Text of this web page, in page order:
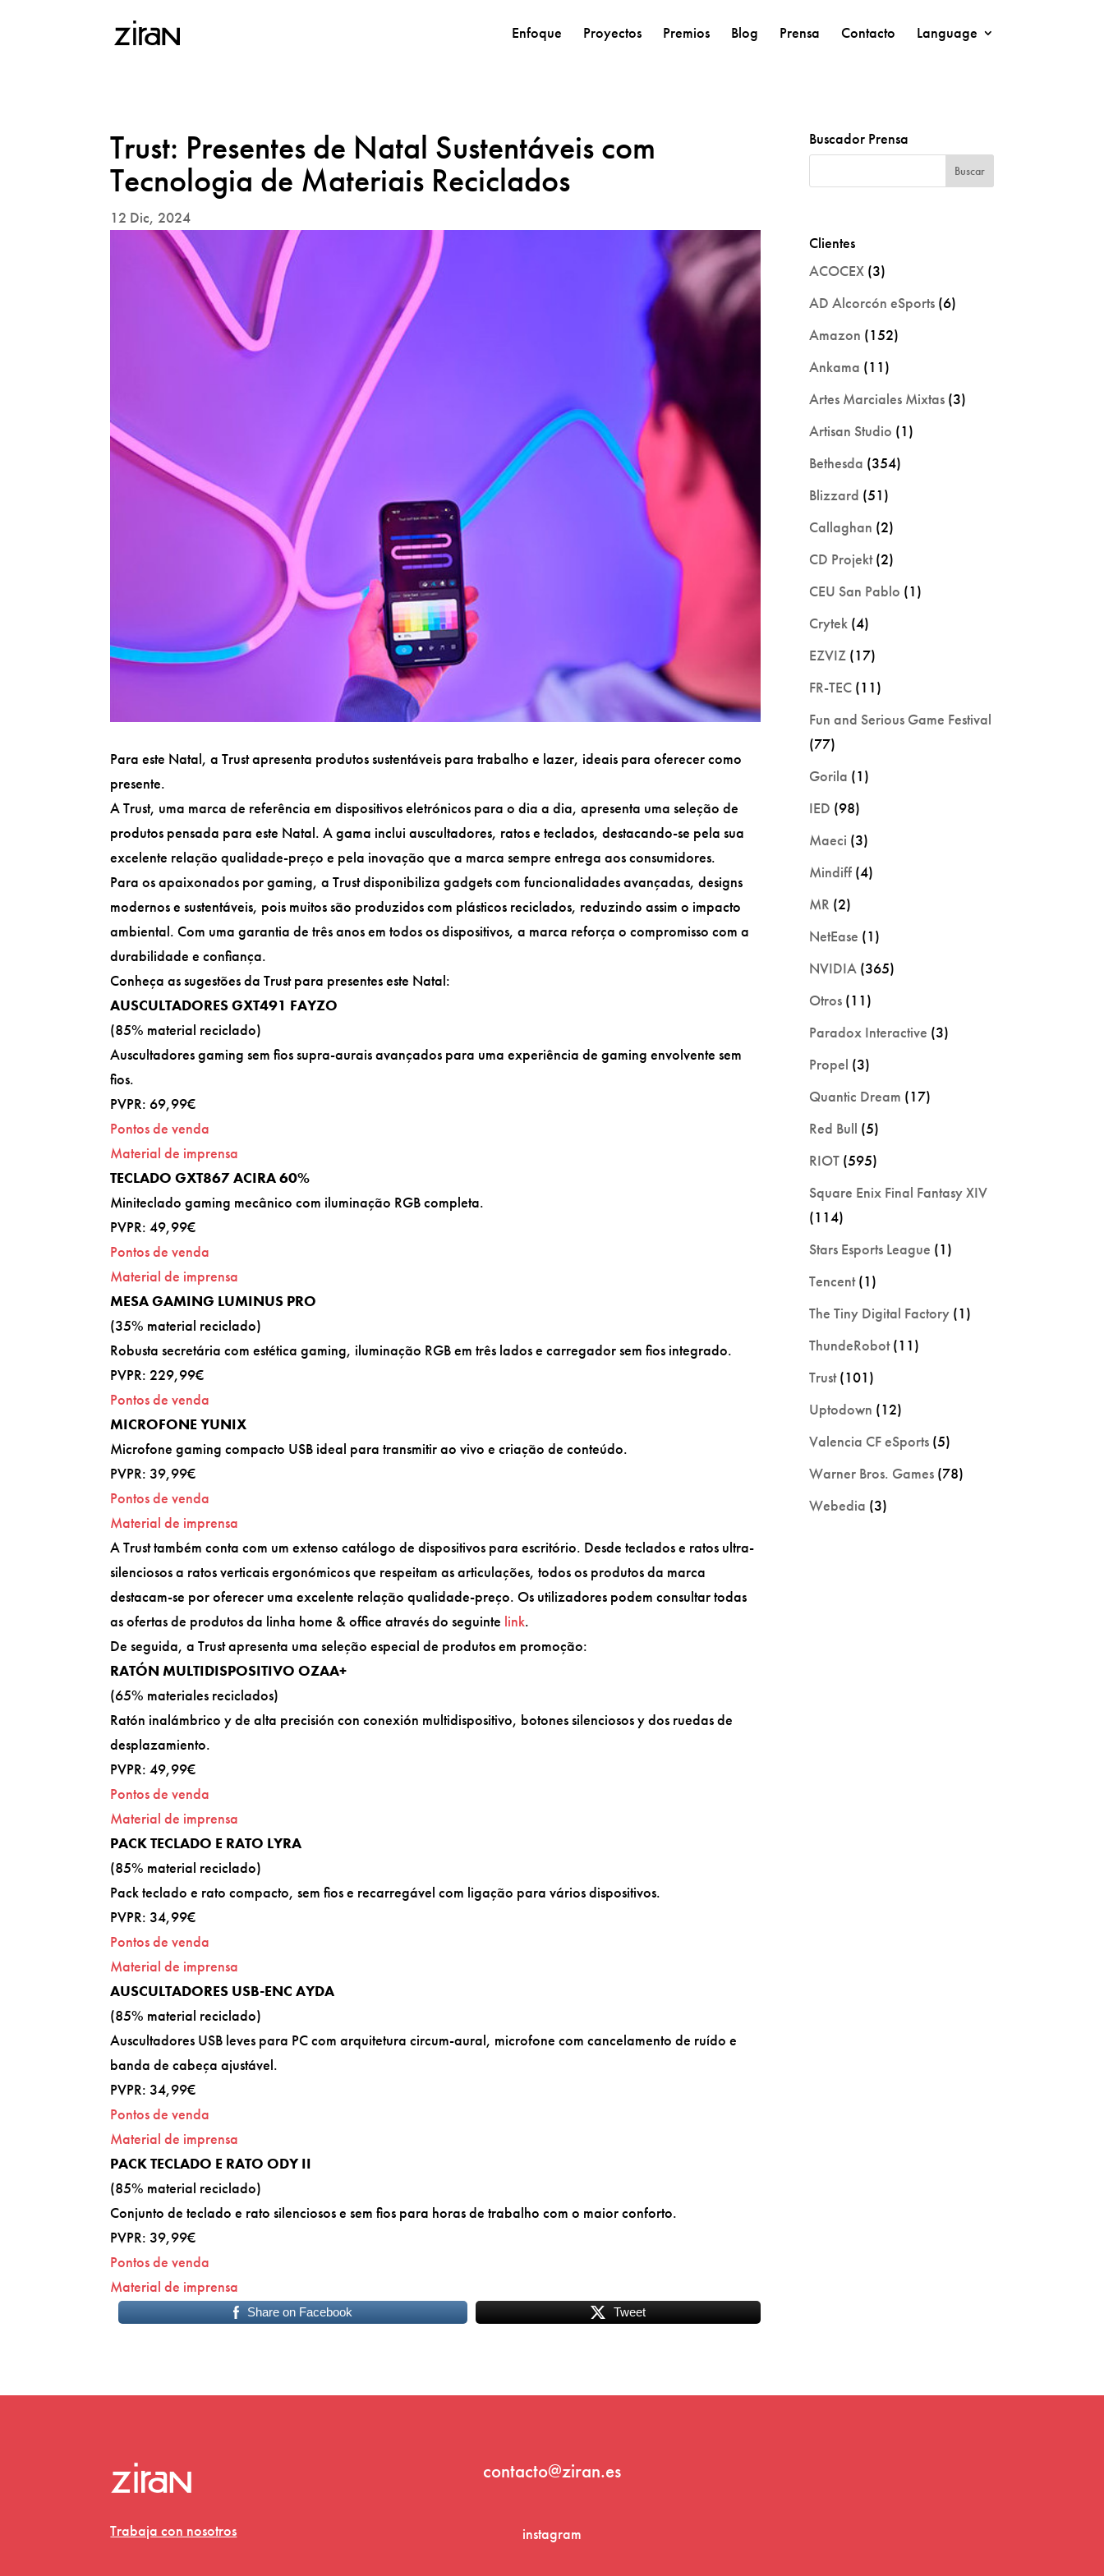
Enfoque Proyectos Premios Blog Prensa Contacto Language
Trust: Presentes de Natal Sustentáveis com
Tecnologia de Materiais Reciclados
12 Dic, 2024
Para este Natal, a Trust apresenta produtos sustentáveis para trabalho e lazer, ideais para oferecer como
presente.
A Trust, uma marca de referência em dispositivos eletrónicos para o dia a dia, apresenta uma seleção de
produtos pensada para este Natal. A gama inclui auscultadores, ratos e teclados, destacando-se pela sua
excelente relação qualidade-preço e pela inovação que a marca sempre entrega aos consumidores.
Para os apaixonados por gaming, a Trust disponibiliza gadgets com funcionalidades avançadas, designs
modernos e sustentáveis, pois muitos são produzidos com plásticos reciclados, reduzindo assim o impacto
ambiental. Com uma garantia de três anos em todos os dispositivos, a marca reforça o compromisso com a
durabilidade e confiança.
Conheça as sugestões da Trust para presentes este Natal:
AUSCULTADORES GXT491 FAYZO
(85% material reciclado)
Auscultadores gaming sem fios supra-aurais avançados para uma experiência de gaming envolvente sem
fios.
PVPR: 69,99€
Pontos de venda
Material de imprensa
TECLADO GXT867 ACIRA 60%
Miniteclado gaming mecânico com iluminação RGB completa.
PVPR: 49,99€
Pontos de venda
Material de imprensa
MESA GAMING LUMINUS PRO
(35% material reciclado)
Robusta secretária com estética gaming, iluminação RGB em três lados e carregador sem fios integrado.
PVPR: 229,99€
Pontos de venda
MICROFONE YUNIX
Microfone gaming compacto USB ideal para transmitir ao vivo e criação de conteúdo.
PVPR: 39,99€
Pontos de venda
Material de imprensa
A Trust também conta com um extenso catálogo de dispositivos para escritório. Desde teclados e ratos ultra-
silenciosos a ratos verticais ergonómicos que respeitam as articulações, todos os produtos da marca
destacam-se por oferecer uma excelente relação qualidade-preço. Os utilizadores podem consultar todas
as ofertas de produtos da linha home & office através do seguinte link.
De seguida, a Trust apresenta uma seleção especial de produtos em promoção:
RATÓN MULTIDISPOSITIVO OZAA+
(65% materiales reciclados)
Ratón inalámbrico y de alta precisión con conexión multidispositivo, botones silenciosos y dos ruedas de
desplazamiento.
PVPR: 49,99€
Pontos de venda
Material de imprensa
PACK TECLADO E RATO LYRA
(85% material reciclado)
Pack teclado e rato compacto, sem fios e recarregável com ligação para vários dispositivos.
PVPR: 34,99€
Pontos de venda
Material de imprensa
AUSCULTADORES USB-ENC AYDA
(85% material reciclado)
Auscultadores USB leves para PC com arquitetura circum-aural, microfone com cancelamento de ruído e
banda de cabeça ajustável.
PVPR: 34,99€
Pontos de venda
Material de imprensa
PACK TECLADO E RATO ODY II
(85% material reciclado)
Conjunto de teclado e rato silenciosos e sem fios para horas de trabalho com o maior conforto.
PVPR: 39,99€
Pontos de venda
Material de imprensa
Share on Facebook Tweet
Buscador Prensa
Clientes
ACOCEX (3)
AD Alcorcón eSports (6)
Amazon (152)
Ankama (11)
Artes Marciales Mixtas (3)
Artisan Studio (1)
Bethesda (354)
Blizzard (51)
Callaghan (2)
CD Projekt(2)
CEU San Pablo (1)
Crytek (4)
EZVIZ (17)
FR-TEC (11)
Fun and Serious Game Festival
(77)
Gorila (1)
IED (98)
Maeci (3)
Mindiff (4)
MR (2)
NetEase (1)
NVIDIA (365)
Otros (11)
Paradox Interactive (3)
Propel (3)
Quantic Dream (17)
Red Bull (5)
RIOT (595)
Square Enix Final Fantasy XIV
(114)
Stars Esports League (1)
Tencent(1)
The Tiny Digital Factory (1)
ThundeRobot(11)
Trust(101)
Uptodown (12)
Valencia CF eSports (5)
Warner Bros. Games (78)
Webedia (3)
Trabaja con nosotros
contacto@ziran.es
instagram